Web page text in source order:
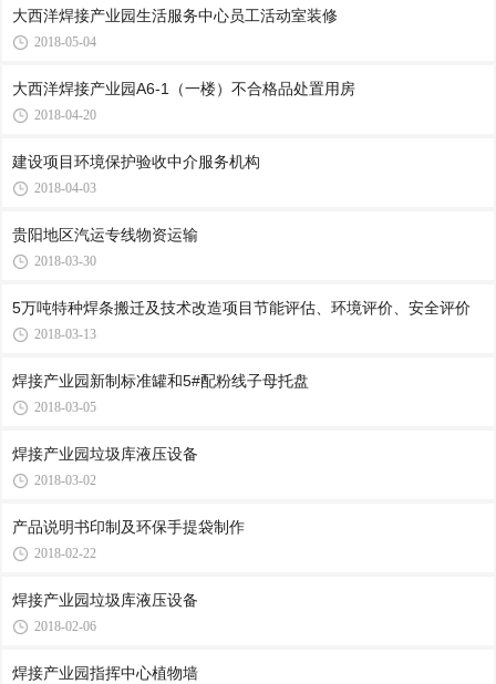
大西洋焊接产业园生活服务中心员工活动室装修
2018-05-04
大西洋焊接产业园A6-1（一楼）不合格品处置用房
2018-04-20
建设项目环境保护验收中介服务机构
2018-04-03
贵阳地区汽运专线物资运输
2018-03-30
5万吨特种焊条搬迁及技术改造项目节能评估、环境评价、安全评价
2018-03-13
焊接产业园新制标准罐和5#配粉线子母托盘
2018-03-05
焊接产业园垃圾库液压设备
2018-03-02
产品说明书印制及环保手提袋制作
2018-02-22
焊接产业园垃圾库液压设备
2018-02-06
焊接产业园指挥中心植物墙